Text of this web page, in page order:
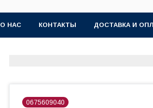
О НАС КОНТАКТЫ ДОСТАВКА И
0675609040